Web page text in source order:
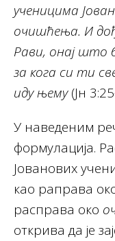
ученицима
очишћења. И
Рави, онај што
за кога си ти
иду њему(Јн
У наведеним
формулација.
Јованових
као раправа
расправа око
открива да је